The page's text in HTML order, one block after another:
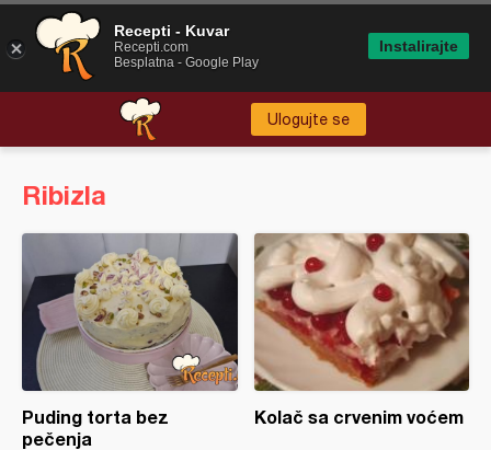
Ulogujte se
Ribizla
Puding torta bez
pečenja
Kolač sa crvenim voćem
Recepti - Kuvar
Recepti.com
Besplatna - Google Play
Instalirajte